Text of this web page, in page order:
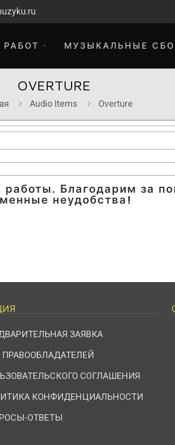
МУЗЫКАЛЬНЫЕ
OVERTURE
Audio Items Overture
работы. Благодарим за
неудобства!
ЗАЯВКА
СОГЛАШЕНИЯ
КОНФИДЕНЦИАЛЬНОСТИ
ОТВЕТЫ